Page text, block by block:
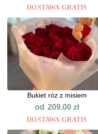
DOSTAWA GRATIS
Bukiet róz z misiem
od 209.00 zł
DOSTAWA GRATIS